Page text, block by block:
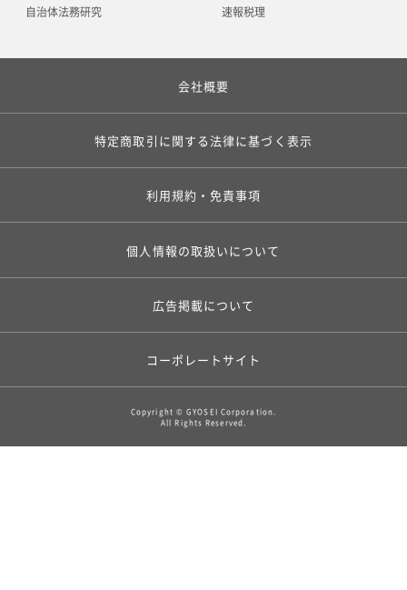
自治体法務研究
速報税理
会社概要
特定商取引に関する法律に基づく表示
利用規約・免責事項
個人情報の取扱いについて
広告掲載について
コーポレートサイト
Copyright © GYOSEI Corporation.
All Rights Reserved.